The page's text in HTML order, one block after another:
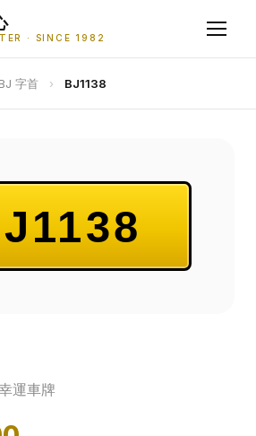
· SINCE 1982
BJ 字首 › BJ1138
運車牌